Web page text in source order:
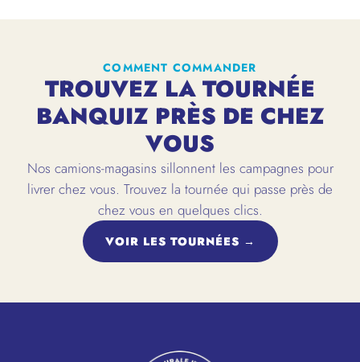
COMMENT COMMANDER
TROUVEZ LA TOURNÉE
BANQUIZ PRÈS DE CHEZ
VOUS
Nos camions-magasins sillonnent les campagnes pour
livrer chez vous. Trouvez la tournée qui passe près de
chez vous en quelques clics.
VOIR LES TOURNÉES →